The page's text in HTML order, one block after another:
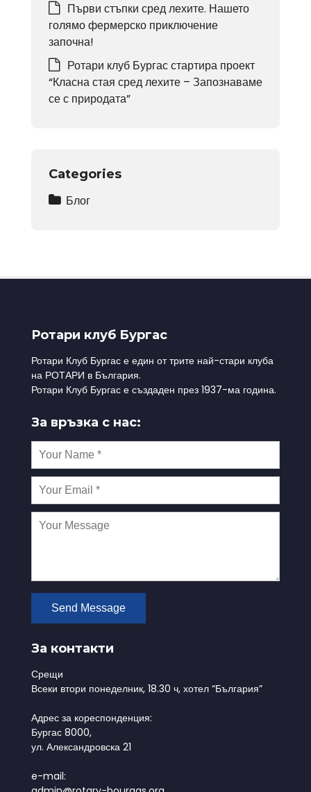
Първи стъпки сред лехите. Нашето
голямо фермерско приключение
започна!
Ротари клуб Бургас стартира проект
“Класна стая сред лехите – Запознаваме
се с природата”
Categories
Блог
Ротари клуб Бургас
Ротари Клуб Бургас е един от трите най-стари клуба
на РОТАРИ в България.
Ротари Клуб Бургас е създаден през 1937-ма година.
За връзка с нас:
За контакти
Срещи
Всеки втори понеделник, 18.30 ч, хотел “България”
Адрес за кореспонденция:
Бургас 8000,
ул. Александровска 21
e-mail: